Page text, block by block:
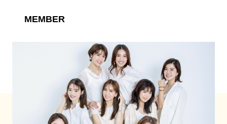
MEMBER